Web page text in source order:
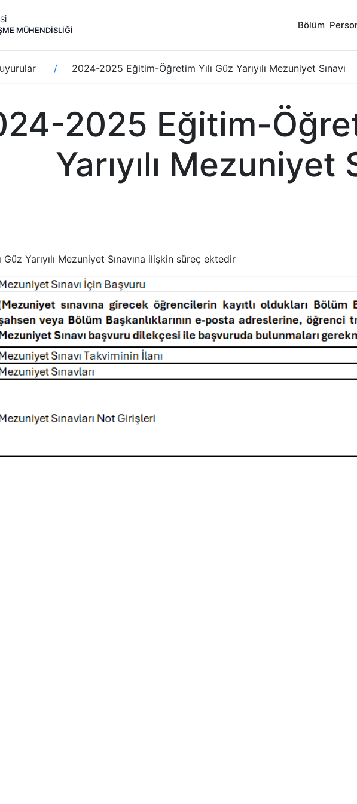
MÜHENDISLIĞI
Bölüm
2024-2025 Eğitim-Öğretim Yılı Güz Yarıyılı Mezuniyet Sınavı
2025 Eğitim-
Yarıyılı Mezuniyet
Yarıyılı Mezuniyet Sınavına ilişkin süreç ektedir